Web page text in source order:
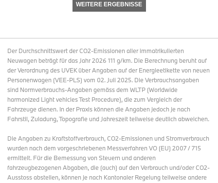
WEITERE ERGEBNISSE
Der Durchschnittswert der CO2-Emissionen aller immatrikulierten
Neuwagen beträgt für das Jahr 2026 111 g/km. Die Berechnung beruht auf
der Verordnung des UVEK über Angaben auf der Energieetikette von neuen
Personenwagen (VEE-PLS) vom 02. Juli 2025. Die Verbrauchsangaben
sind Normverbrauchs-Angaben gemäss dem WLTP (Worldwide
harmonized Light vehicles Test Procedure), die zum Vergleich der
Fahrzeuge dienen. In der Praxis können die Angaben jedoch je nach
Fahrstil, Zuladung, Topografie und Jahreszeit teilweise deutlich abweichen.
Die Angaben zu Kraftstoffverbrauch, CO2-Emissionen und Stromverbrauch
wurden nach dem vorgeschriebenen Messverfahren VO (EU) 2007 / 715
ermittelt. Für die Bemessung von Steuern und anderen
fahrzeugbezogenen Abgaben, die (auch) auf den Verbrauch und/oder CO2-
Ausstoss abstellen, können je nach Kantonaler Regelung teilweise andere